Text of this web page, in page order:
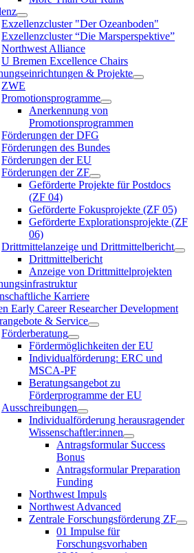
Exzellenzcluster "Der Ozeanboden"
Exzellenzcluster “Die Marsperspektive”
Northwest Alliance
U Bremen Excellence Chairs
& Projekte
ZWE
Promotionsprogramme
Anerkennung von
Promotionsprogrammen
Förderungen der DFG
Förderungen des Bundes
Förderungen der EU
Förderungen der ZF
Geförderte Projekte für Postdocs
(ZF 04)
Geförderte Fokusprojekte (ZF 05)
Geförderte Explorationsprojekte (ZF
06)
Drittmittelanzeige und Drittmittelbericht
Drittmittelbericht
Anzeige von Drittmittelprojekten
Karriere
Early Career Researcher Development
& Service
Förderberatung
Fördermöglichkeiten der EU
Individualförderung: ERC und
MSCA-PF
Beratungsangebot zu
Förderprogramme der EU
Ausschreibungen
Individualförderung herausragender
Wissenschaftler:innen
Antragsformular Success
Bonus
Antragsformular Preparation
Funding
Northwest Impuls
Northwest Advanced
Zentrale Forschungsförderung ZF
01 Impulse für
Forschungsvorhaben